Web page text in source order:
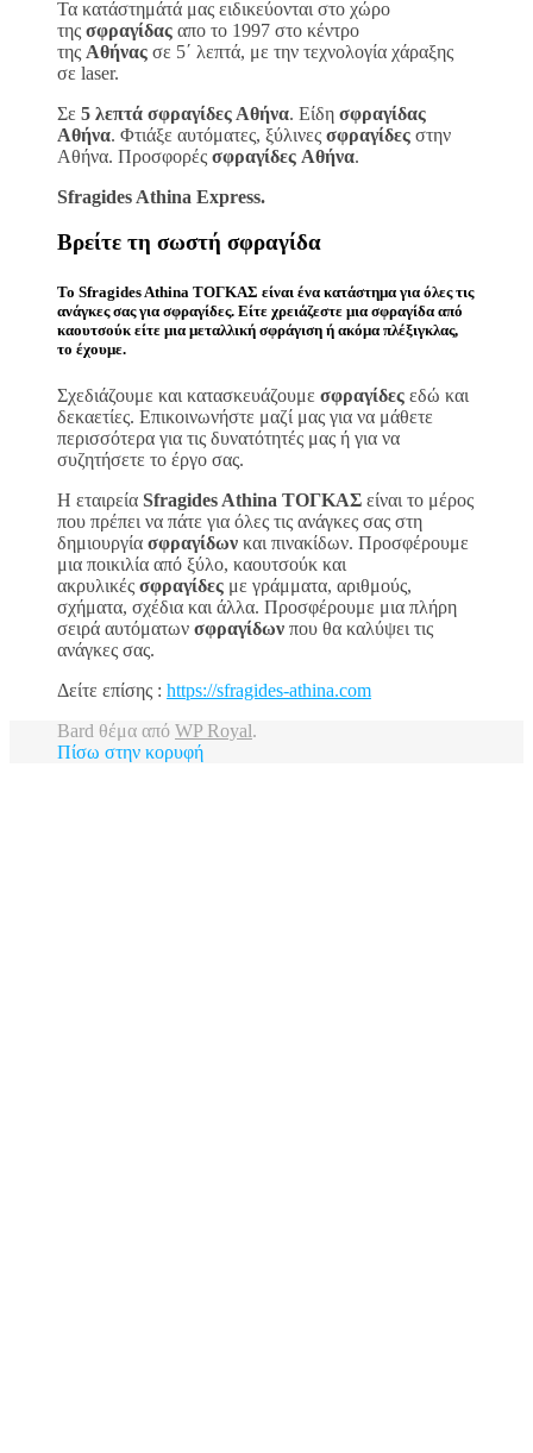
Τα κατάστημάτά μας ειδικεύονται στο χώρο
της σφραγίδας απο το 1997 στο κέντρο
της Αθήνας σε 5΄ λεπτά, με την τεχνολογία χάραξης
σε laser.
Σε 5 λεπτά σφραγίδες Αθήνα. Είδη σφραγίδας
Αθήνα. Φτιάξε αυτόματες, ξύλινες σφραγίδες στην
Αθήνα. Προσφορές σφραγίδες Αθήνα.
Sfragides Athina Express.
Βρείτε τη σωστή σφραγίδα
Το Sfragides Athina ΤΟΓΚΑΣ είναι ένα κατάστημα για όλες τις
ανάγκες σας για σφραγίδες. Είτε χρειάζεστε μια σφραγίδα από
καουτσούκ είτε μια μεταλλική σφράγιση ή ακόμα πλέξιγκλας,
το έχουμε.
Σχεδιάζουμε και κατασκευάζουμε σφραγίδες εδώ και
δεκαετίες. Επικοινωνήστε μαζί μας για να μάθετε
περισσότερα για τις δυνατότητές μας ή για να
συζητήσετε το έργο σας.
Η εταιρεία Sfragides Athina ΤΟΓΚΑΣ είναι το μέρος
που πρέπει να πάτε για όλες τις ανάγκες σας στη
δημιουργία σφραγίδων και πινακίδων. Προσφέρουμε
μια ποικιλία από ξύλο, καουτσούκ και
ακρυλικές σφραγίδες με γράμματα, αριθμούς,
σχήματα, σχέδια και άλλα. Προσφέρουμε μια πλήρη
σειρά αυτόματων σφραγίδων που θα καλύψει τις
ανάγκες σας.
Δείτε επίσης : https://sfragides-athina.com
Bard θέμα από WP Royal.
Πίσω στην κορυφή